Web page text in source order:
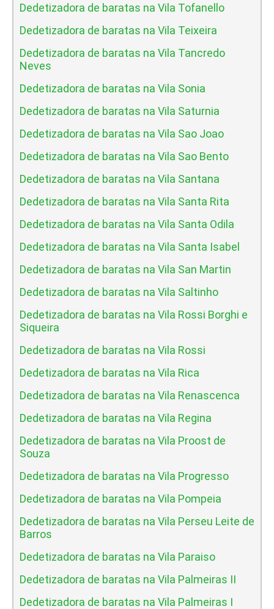
Dedetizadora de baratas na Vila Tofanello
Dedetizadora de baratas na Vila Teixeira
Dedetizadora de baratas na Vila Tancredo
Neves
Dedetizadora de baratas na Vila Sonia
Dedetizadora de baratas na Vila Saturnia
Dedetizadora de baratas na Vila Sao Joao
Dedetizadora de baratas na Vila Sao Bento
Dedetizadora de baratas na Vila Santana
Dedetizadora de baratas na Vila Santa Rita
Dedetizadora de baratas na Vila Santa Odila
Dedetizadora de baratas na Vila Santa Isabel
Dedetizadora de baratas na Vila San Martin
Dedetizadora de baratas na Vila Saltinho
Dedetizadora de baratas na Vila Rossi Borghi e
Siqueira
Dedetizadora de baratas na Vila Rossi
Dedetizadora de baratas na Vila Rica
Dedetizadora de baratas na Vila Renascenca
Dedetizadora de baratas na Vila Regina
Dedetizadora de baratas na Vila Proost de
Souza
Dedetizadora de baratas na Vila Progresso
Dedetizadora de baratas na Vila Pompeia
Dedetizadora de baratas na Vila Perseu Leite de
Barros
Dedetizadora de baratas na Vila Paraiso
Dedetizadora de baratas na Vila Palmeiras II
Dedetizadora de baratas na Vila Palmeiras I